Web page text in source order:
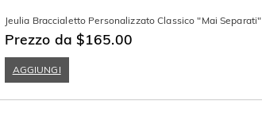
Jeulia Braccialetto Personalizzato Classico "Mai Separati"
Prezzo da $165.00
AGGIUNGI